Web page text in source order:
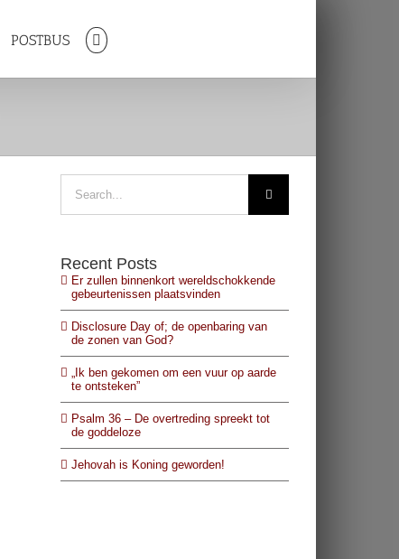
POSTBUS
for:
Recent Posts
Er zullen binnenkort wereldschokkende
gebeurtenissen plaatsvinden
Disclosure Day of; de openbaring van
de zonen van God?
„Ik ben gekomen om een vuur op aarde
te ontsteken”
Psalm 36 – De overtreding spreekt tot
de goddeloze
Jehovah is Koning geworden!